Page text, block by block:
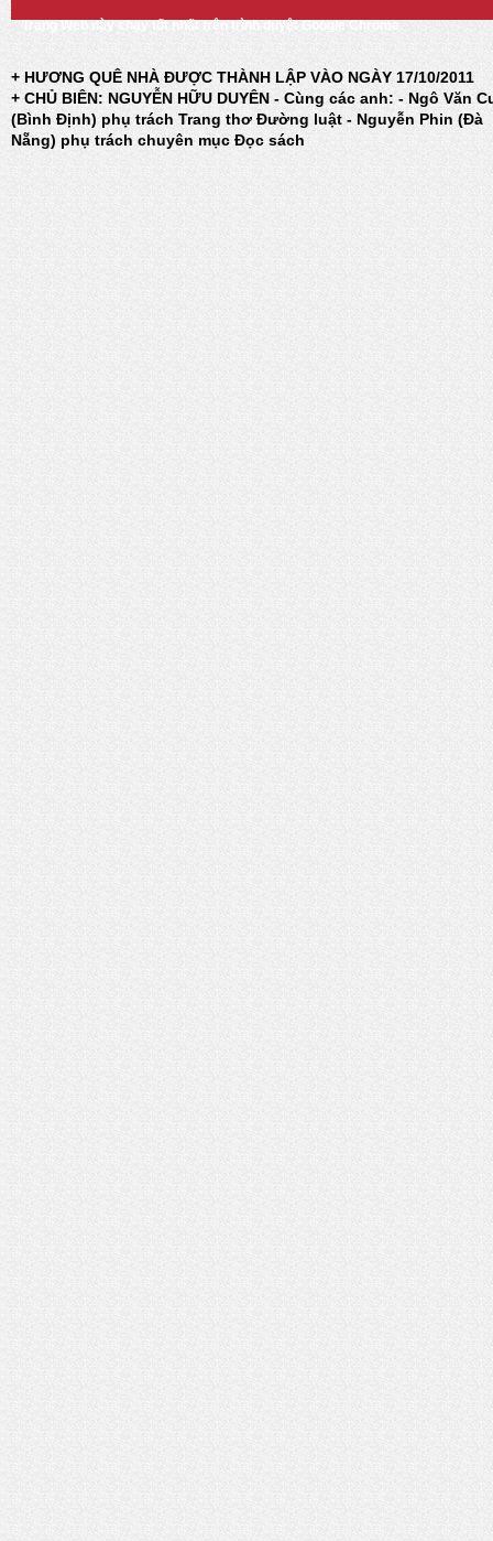
Trang Web này chạy tốt nhất trên trình duyệt Google Chrome
+ HƯƠNG QUÊ NHÀ ĐƯỢC THÀNH LẬP VÀO NGÀY 17/10/2011
+ CHỦ BIÊN: NGUYỄN HỮU DUYÊN - Cùng các anh: - Ngô Văn
(Bình Định) phụ trách Trang thơ Đường luật - Nguyễn Phin (Đà
Nẵng) phụ trách chuyên mục Đọc sách